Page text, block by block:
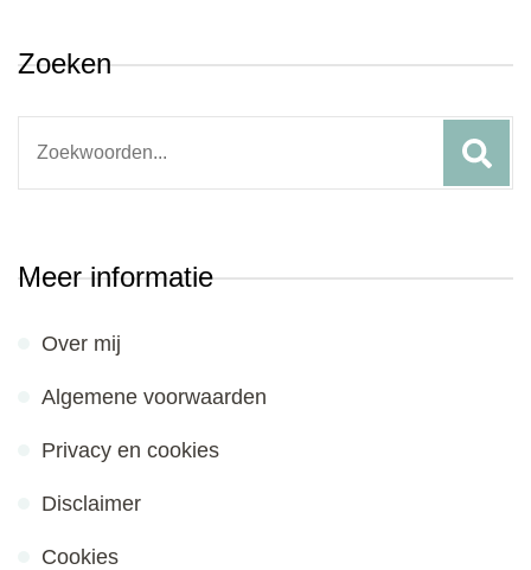
Zoeken
Meer informatie
Over mij
Algemene voorwaarden
Privacy en cookies
Disclaimer
Cookies